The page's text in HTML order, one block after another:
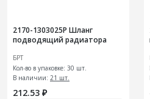
2170-1303025Р Шланг
подводящий радиатора
БРТ
Кол-во в упаковке: 30 шт.
В наличии: 21 шт.
212.53 ₽